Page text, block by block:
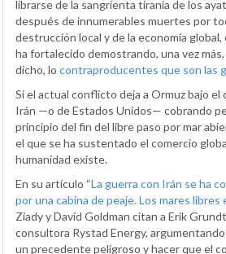
librarse de la sangrienta tiranía de los
después de innumerables muertes por
destrucción local y de la economía
ha fortalecido demostrando, una vez
dicho, lo contraproducentes que son las
Si el actual conflicto deja a Ormuz bajo
Irán —o de Estados Unidos— cobrando
principio del fin del libre paso por mar
el que se ha sustentado el comercio
humanidad existe.
En su artículo “La guerra con Irán se ha
por una cabina de peaje. Los mares libres
Ziady y David Goldman citan a Erik
consultora Rystad Energy,
un precedente peligroso y hacer que el